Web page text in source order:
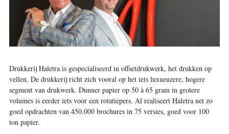
Drukkerij Haletra is gespecialiseerd in offsetdrukwerk, het drukken op
vellen. De drukkerij richt zich vooral op het iets luxueuzere, hogere
segment van drukwerk. Dunner papier op 50 à 65 gram in grotere
volumes is eerder iets voor een rotatie­pers. Al realiseert Haletra net zo
goed opdrachten van 450.000 brochures in 75 versies, goed voor 100
ton papier.